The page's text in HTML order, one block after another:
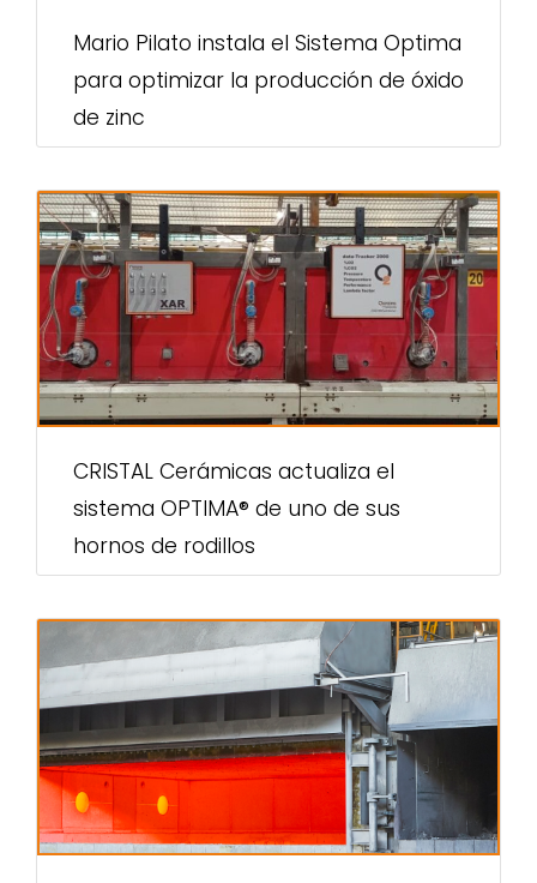
Mario Pilato instala el Sistema Optima
para optimizar la producción de óxido
de zinc
CRISTAL Cerámicas actualiza el
sistema OPTIMA® de uno de sus
hornos de rodillos